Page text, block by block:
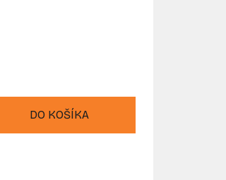
DO KOŠÍKA